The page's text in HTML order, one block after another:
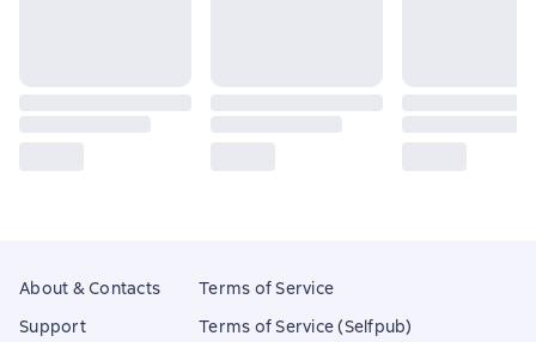
About & Contacts
Support
Terms of Service
Terms of Service (Selfpub)